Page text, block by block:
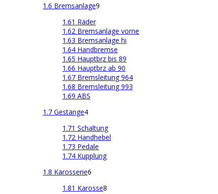
1.6 Bremsanlage9
1.61 Räder
1.62 Bremsanlage vorne
1.63 Bremsanlage hi
1.64 Handbremse
1.65 Hauptbrz bis 89
1.66 Hauptbrz ab 90
1.67 Bremsleitung 964
1.68 Bremsleitung 993
1.69 ABS
1.7 Gestänge4
1.71 Schaltung
1.72 Handhebel
1.73 Pedale
1.74 Kupplung
1.8 Karosserie6
1.81 Karosse8